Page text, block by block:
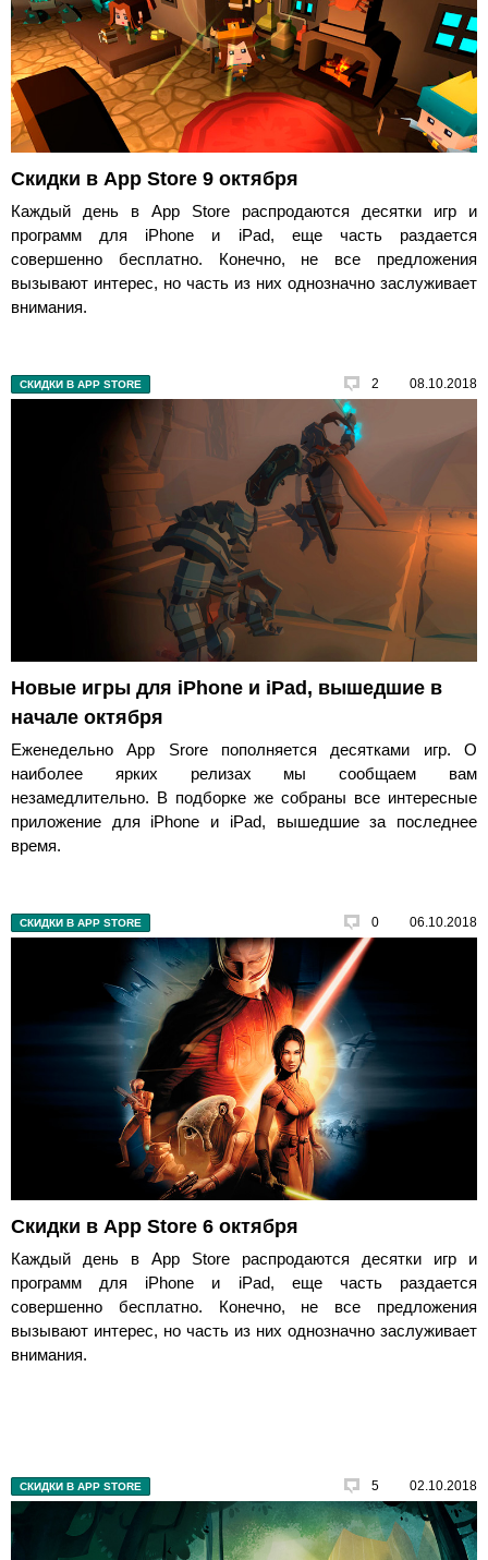
Скидки в App Store 9 октября
Каждый день в App Store распродаются десятки игр и
программ для iPhone и iPad, еще часть раздается
совершенно бесплатно. Конечно, не все предложения
вызывают интерес, но часть из них однозначно заслуживает
внимания.
СКИДКИ В APP STORE 2 08.10.2018
Новые игры для iPhone и iPad, вышедшие в
начале октября
Еженедельно App Srore пополняется десятками игр. О
наиболее ярких релизах мы сообщаем вам
незамедлительно. В подборке же собраны все интересные
приложение для iPhone и iPad, вышедшие за последнее
время.
СКИДКИ В APP STORE 0 06.10.2018
Скидки в App Store 6 октября
Каждый день в App Store распродаются десятки игр и
программ для iPhone и iPad, еще часть раздается
совершенно бесплатно. Конечно, не все предложения
вызывают интерес, но часть из них однозначно заслуживает
внимания.
СКИДКИ В APP STORE 5 02.10.2018